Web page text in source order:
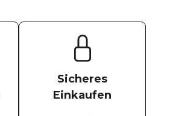
Sicheres
Einkaufen